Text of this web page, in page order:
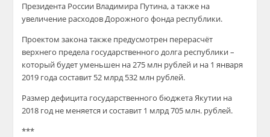
Президента России Владимира Путина, а также на
увеличение расходов Дорожного фонда республики.
Проектом закона также предусмотрен перерасчёт
верхнего предела государственного долга республики –
который будет уменьшен на 275 млн рублей и на 1 января
2019 года составит 52 млрд 532 млн рублей.
Размер дефицита государственного бюджета Якутии на
2018 год не меняется и составит 1 млрд 705 млн. рублей.
***